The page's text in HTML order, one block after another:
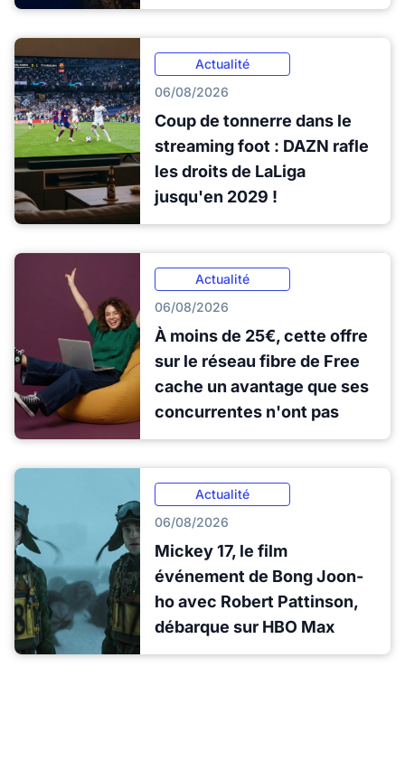
Actualité
06/08/2026
Coup de tonnerre dans le
streaming foot : DAZN rafle
les droits de LaLiga
jusqu'en 2029 !
Actualité
06/08/2026
À moins de 25€, cette offre
sur le réseau fibre de Free
cache un avantage que ses
concurrentes n'ont pas
Actualité
06/08/2026
Mickey 17, le film
événement de Bong Joon-
ho avec Robert Pattinson,
débarque sur HBO Max